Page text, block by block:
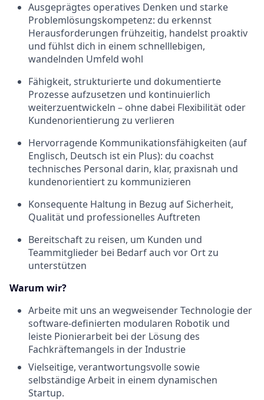
Ausgeprägtes operatives Denken und starke
Problemlösungskompetenz: du erkennst
Herausforderungen frühzeitig, handelst proaktiv
und fühlst dich in einem schnelllebigen,
wandelnden Umfeld wohl
Fähigkeit, strukturierte und dokumentierte
Prozesse aufzusetzen und kontinuierlich
weiterzuentwickeln – ohne dabei Flexibilität oder
Kundenorientierung zu verlieren
Hervorragende Kommunikationsfähigkeiten (auf
Englisch, Deutsch ist ein Plus): du coachst
technisches Personal darin, klar, praxisnah und
kundenorientiert zu kommunizieren
Konsequente Haltung in Bezug auf Sicherheit,
Qualität und professionelles Auftreten
Bereitschaft zu reisen, um Kunden und
Teammitglieder bei Bedarf auch vor Ort zu
unterstützen
Warum wir?
Arbeite mit uns an wegweisender Technologie der
software-definierten modularen Robotik und
leiste Pionierarbeit bei der Lösung des
Fachkräftemangels in der Industrie
Vielseitige, verantwortungsvolle sowie
selbständige Arbeit in einem dynamischen
Startup.